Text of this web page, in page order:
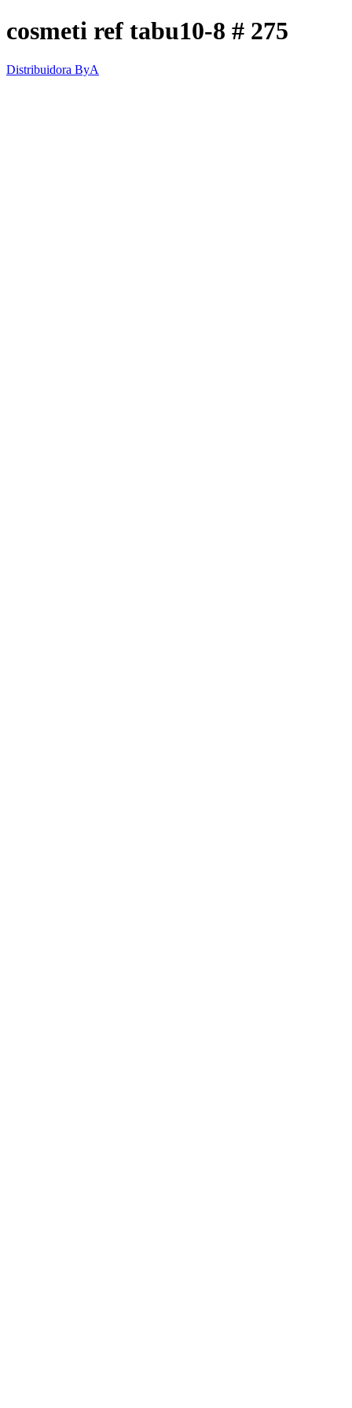
cosmeti ref tabu10-8 # 275
Distribuidora ByA